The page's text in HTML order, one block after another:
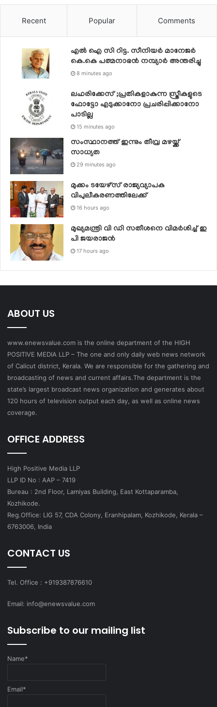
Recent Popular Comments
എൽ ഐ സി റിട്ട. സീനിയർ മാനേജർ
കെ.കെ പത്മനാഭൻ നമ്പ്യാർ അന്തരിച്ചു
8 minutes ago
ലഹരിക്കേസ് ;പ്രതികളാകുന്ന സ്ത്രീകളുടെ
ഫോട്ടോ എടുക്കാനോ പ്രചരിപ്പിക്കാനോ
പാടില്ല
15 minutes ago
സംസ്ഥാനത്ത് ഇന്നും തീവ്ര മഴയ്ക്ക്
സാധ്യത
29 minutes ago
മുക്കം ടയേഴ്സ് രാജ്യവ്യാപക
വിപുലീകരണത്തിലേക്ക്
16 hours ago
മുഖ്യമന്ത്രി വി ഡി സതീശനെ വിമര്‍ശിച്ച് ഇ
പി ജയരാജന്‍
17 hours ago
ABOUT US
www.enewsvalue.com is the online department of the HIGH
POSITIVE MEDIA LLP – The one and only daily web news network
of Calicut district, Kerala. We are responsible for the gathering and
broadcasting of news and current affairs.The department is the
state’s largest broadcast news organization and generates about
120 hours of television output each day, as well as online news
coverage.
OFFICE ADDRESS
High Positive Media LLP
LLP ID No : AAP – 7419
Bureau : 2nd Floor, Lamiyas Building, East Kottaparamba,
Kozhikode.
Reg.Office: LIG 57, CDA Colony, Eranhipalam, Kozhikode, Kerala –
6763006, India
CONTACT US
Tel. Office : +919387876610
Email: info@enewsvalue.com
Subscribe to our mailing list
Name*
Email*